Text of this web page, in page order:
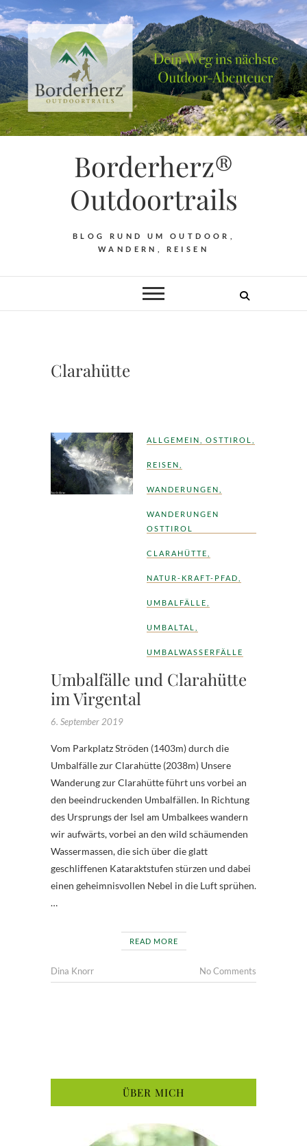
Borderherz®
Outdoortrails
BLOG RUND UM OUTDOOR,
WANDERN, REISEN
Clarahütte
ALLGEMEIN OSTTIROL
REISEN
WANDERUNGEN
WANDERUNGEN
OSTTIROL
CLARAHÜTTE
NATUR-KRAFT-PFAD
UMBALFÄLLE
UMBALTAL
UMBALWASSERFÄLLE
Umbalfälle und Clarahütte
im Virgental
6. September 2019
Vom Parkplatz Ströden (1403m) durch die
Umbalfälle zur Clarahütte (2038m) Unsere
Wanderung zur Clarahütte führt uns vorbei an
den beeindruckenden Umbalfällen. In Richtung
des Ursprungs der Isel am Umbalkees wandern
wir aufwärts, vorbei an den wild schäumenden
Wassermassen, die sich über die glatt
geschliffenen Kataraktstufen stürzen und dabei
einen geheimnisvollen Nebel in die Luft sprühen.
…
READ MORE
Dina Knorr No Comments
ÜBER MICH